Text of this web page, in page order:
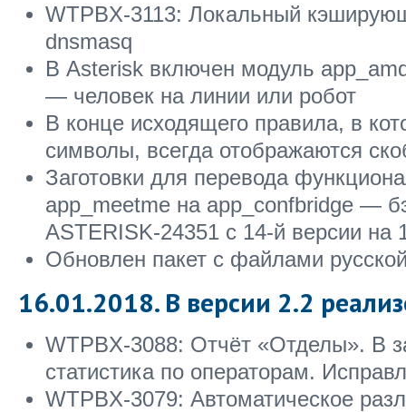
WTPBX-3113: Локальный
dnsmasq
В Asterisk включен модуль
— человек на линии или робот
В конце исходящего правила, в
символы, всегда отображаются
Заготовки для перевода
app_meetme на app_confbridge —
ASTERISK-24351 с 14-й версии на
Обновлен пакет с файлами
16.01.2018. В версии 2.2
WTPBX-3088: Отчёт «Отделы». В
статистика по операторам.
WTPBX-3079: Автоматическое